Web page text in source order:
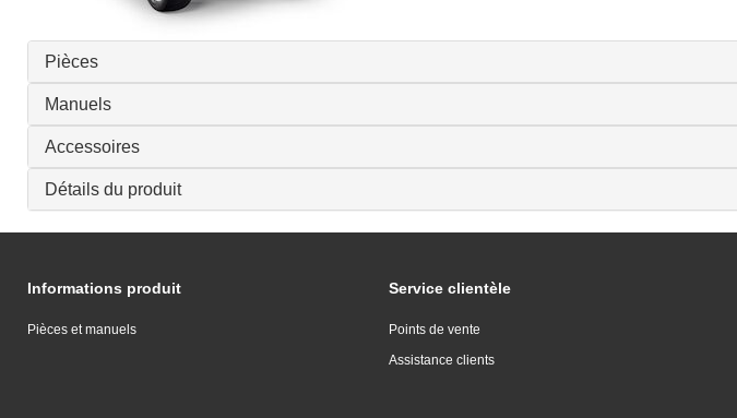
Pièces
Manuels
Accessoires
Détails du produit
Informations produit
Pièces et manuels
Service clientèle
Points de vente
Assistance clients